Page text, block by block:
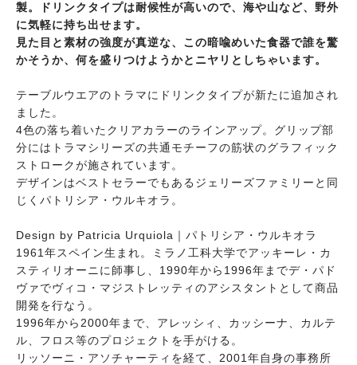
製。ドリンクタイプは耐候性が高いので、海や山など、野外
に気軽に持ち出せます。
見た目と素材の強度が真逆な、この暗喩めいた食器で誰を驚
かそうか、何を盛りつけようかとニヤリとしちゃいます。
テーブルウエアのトラマにドリンクタイプが新たに追加され
ました。
4色の落ち着いたクリアカラーのラインアップ。グリップ部
分にはトラマシリーズの共通モチーフの筋状のグラフィック
ストロークが施されています。
デザインはベストセラーでもあるジェリーズファミリーと同
じくパトリシア・ウルキオラ。
Design by Patricia Urquiola｜パトリシア・ウルキオラ
1961年スペイン生まれ。ミラノ工科大学でアッキーレ・カ
スティリオーニに師事し、1990年から1996年までデ・パド
ヴァでヴィコ・マジストレッティのアシスタントとして商品
開発を行なう。
1996年から2000年まで、アレッシィ、カッシーナ、カルテ
ル、フロス等のプロジェクトを手がける。
リッソーニ・アソチャーティを経て、2001年自身の事務所